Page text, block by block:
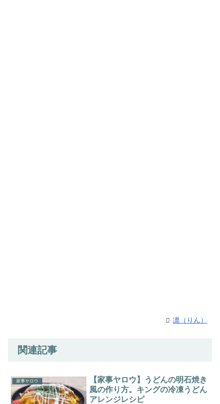
凛（りん）
関連記事
家事ヤロウ
【家事ヤロウ】うどんの明石焼き
風の作り方。キングの冷凍うどん
アレンジレシピ